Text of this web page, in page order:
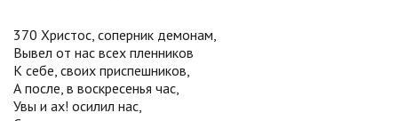
370 Христос, соперник демонам,
Вывел от нас всех пленников
К себе, своих приспешников,
А после, в воскресенья час,
Увы и ах! осилил нас,